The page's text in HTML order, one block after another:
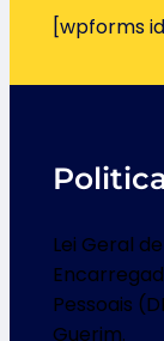
[wpforms
Lei Geral
Pessoais
Guerim.